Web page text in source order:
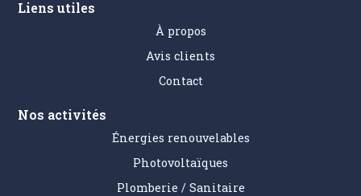
Liens utiles
À propos
Avis clients
Contact
Nos activités
Énergies renouvelables
Photovoltaïques
Plomberie / Sanitaire